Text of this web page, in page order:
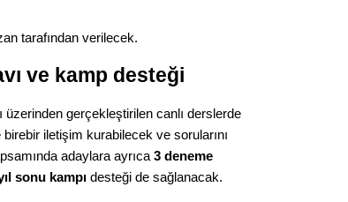
tarafından verilecek.
ve kamp desteği
gerçekleştirilen canlı derslerde
iletişim kurabilecek ve sorularını
adaylara ayrıca 3 deneme
sonu kampı desteği de sağlanacak.